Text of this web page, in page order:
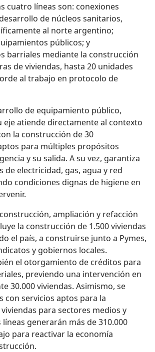
cuatro líneas son: conexiones
de núcleos sanitarios,
al norte argentino;
públicos; y
barriales mediante la construcción
de viviendas, hasta 20 unidades
al trabajo en protocolo de
de equipamiento público,
eje atiende directamente al contexto
la construcción de 30
para múltiples propósitos
y su salida. A su vez, garantiza
de electricidad, gas, agua y red
condiciones dignas de higiene en
ampliación y refacción
la construcción de 1.500 viviendas
el país, a construirse junto a Pymes,
y gobiernos locales.
el otorgamiento de créditos para
previendo una intervención en
30.000 viviendas. Asimismo, se
con servicios aptos para la
para sectores medios y
líneas generarán más de 310.000
para reactivar la economía